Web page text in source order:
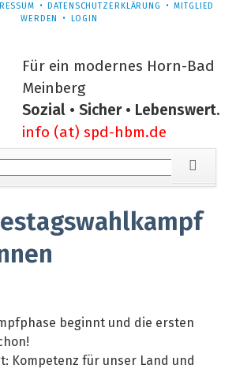
DATENSCHUTZERKLÄRUNG
MITGLIED
WERDEN
LOGIN
Für ein modernes Horn-Bad
Meinberg
Sozial • Sicher • Lebenswert.
info (at) spd-hbm.de
beginnt und die ersten
Kompetenz für unser Land und